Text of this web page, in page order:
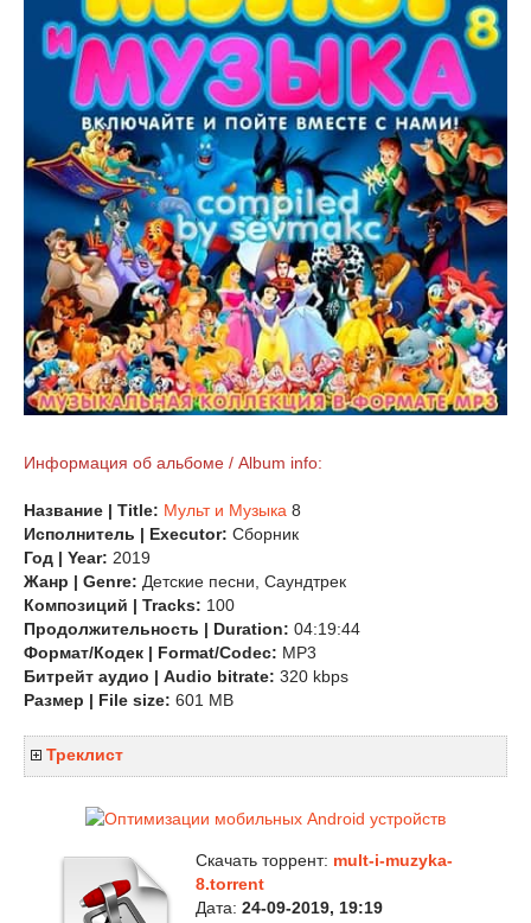
Информация об альбоме / Album info:
Название | Title: Мульт и Музыка 8
Исполнитель | Executor: Сборник
Год | Year: 2019
Жанр | Genre: Детские песни, Саундтрек
Композиций | Tracks: 100
Продолжительность | Duration: 04:19:44
Формат/Кодек | Format/Codec: MP3
Битрейт аудио | Audio bitrate: 320 kbps
Размер | File size: 601 MB
Треклист
Скачать торрент: mult-i-muzyka-
8.torrent
Дата: 24-09-2019, 19:19